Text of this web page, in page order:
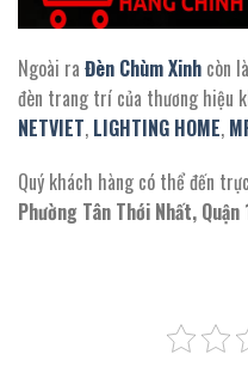
Ngoài ra Đèn Chùm Xinh còn
đèn trang trí của thương hiệu
NETVIET, LIGHTING HOME,
Quý khách hàng có thể đến
Phường Tân Thới Nhất,